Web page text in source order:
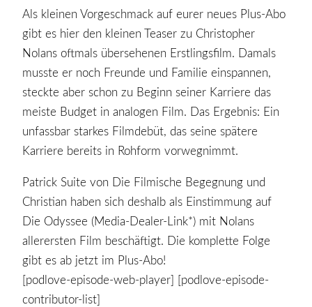
Als kleinen Vorgeschmack auf eurer neues Plus-Abo
gibt es hier den kleinen Teaser zu Christopher
Nolans oftmals übersehenen Erstlingsfilm. Damals
musste er noch Freunde und Familie einspannen,
steckte aber schon zu Beginn seiner Karriere das
meiste Budget in analogen Film. Das Ergebnis: Ein
unfassbar starkes Filmdebüt, das seine spätere
Karriere bereits in Rohform vorwegnimmt.
Patrick Suite von Die Filmische Begegnung und
Christian haben sich deshalb als Einstimmung auf
Die Odyssee (Media-Dealer-Link*) mit Nolans
allerersten Film beschäftigt. Die komplette Folge
gibt es ab jetzt im Plus-Abo!
[podlove-episode-web-player] [podlove-episode-
contributor-list]